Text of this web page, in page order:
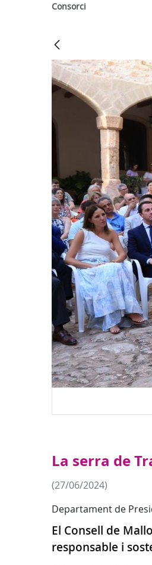
Consorci
La serra de
(27/06/2024)
Departament de
El Consell de
responsable i